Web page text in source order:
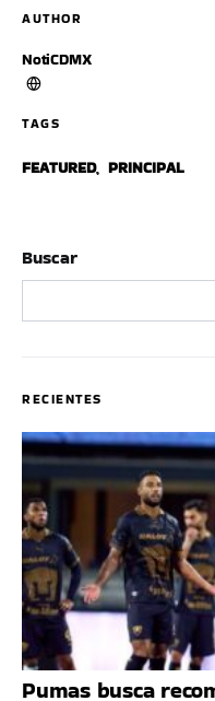
AUTHOR
NotiCDMX
TAGS
FEATURED, PRINCIPAL
Buscar
RECIENTES
Pumas busca